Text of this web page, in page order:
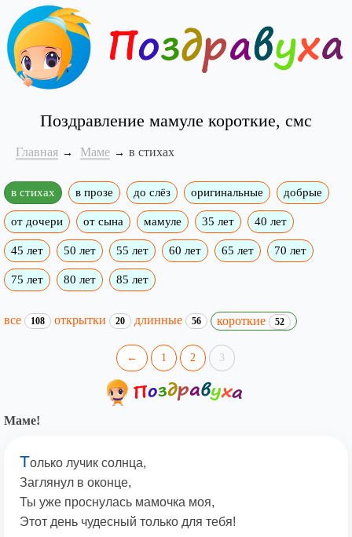
Поздравление мамуле короткие, смс
Главная Маме в стихах
в стихах в прозе до слёз оригинальные добрые
от дочери от сына мамуле 35 лет 40 лет
45 лет 50 лет 55 лет 60 лет 65 лет 70 лет
75 лет 80 лет 85 лет
все 108 открытки 20 длинные 56 короткие 52
← 1 2 3
Маме!
Только лучик солнца,
Заглянул в оконце,
Ты уже проснулась мамочка моя,
Этот день чудесный только для тебя!